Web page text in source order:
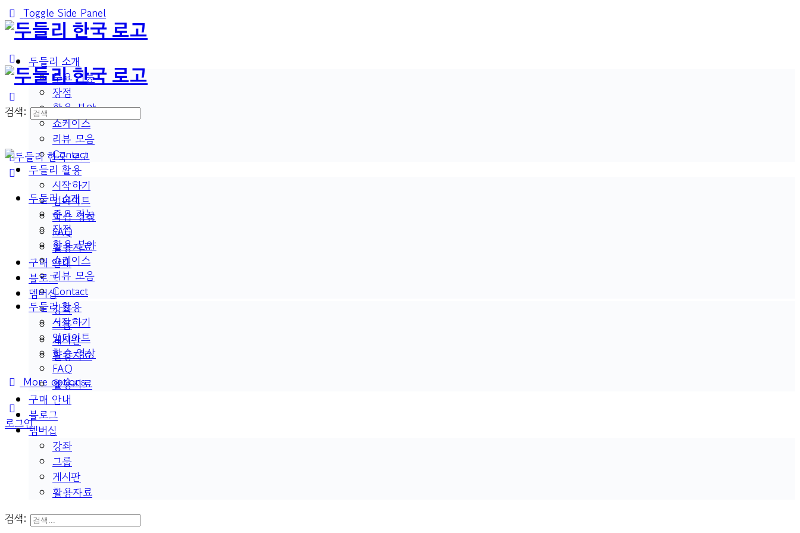
Toggle Side Panel
두들리 소개
주요 기능
장점
활용 분야
쇼케이스
리뷰 모음
Contact
두들리 활용
시작하기
업데이트
학습 영상
FAQ
활용자료
구매 안내
블로그
멤버십
강좌
그룹
게시판
활용자료
More options
로그인
검색:
두들리 소개
주요 기능
장점
활용 분야
쇼케이스
리뷰 모음
Contact
두들리 활용
시작하기
업데이트
학습 영상
FAQ
활용자료
구매 안내
블로그
멤버십
강좌
그룹
게시판
활용자료
검색: